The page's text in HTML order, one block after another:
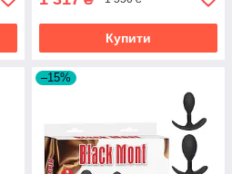
Купити
–15%